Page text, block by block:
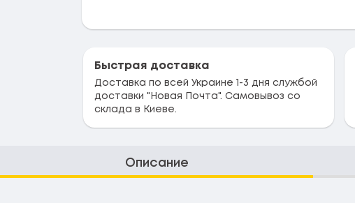
Быстрая доставка
Доставка по всей Украине 1-3 дня службой
доставки "Новая Почта". Самовывоз со
склада в Киеве.
Описание